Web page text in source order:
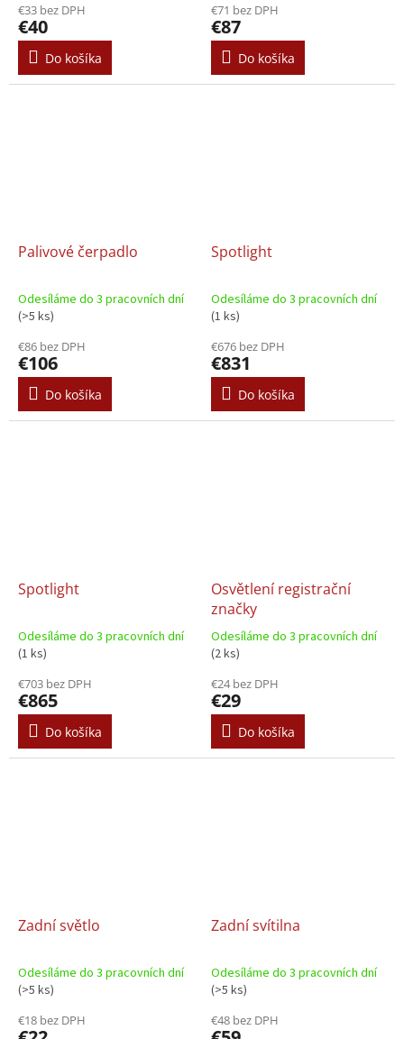
€33 bez DPH
€40
Do košíka
€71 bez DPH
€87
Do košíka
Palivové čerpadlo
Odesíláme do 3 pracovních dní
(>5 ks)
€86 bez DPH
€106
Do košíka
Spotlight
Odesíláme do 3 pracovních dní
(1 ks)
€676 bez DPH
€831
Do košíka
Spotlight
Odesíláme do 3 pracovních dní
(1 ks)
€703 bez DPH
€865
Do košíka
Osvětlení registrační
značky
Odesíláme do 3 pracovních dní
(2 ks)
€24 bez DPH
€29
Do košíka
Zadní světlo
Odesíláme do 3 pracovních dní
(>5 ks)
€18 bez DPH
Zadní svítilna
Odesíláme do 3 pracovních dní
(>5 ks)
€48 bez DPH